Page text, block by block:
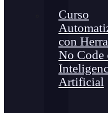
Curso
con
No Code
Artificial